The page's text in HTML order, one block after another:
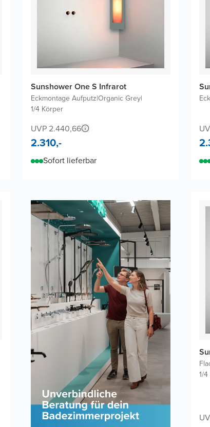
Sunshower One S Infrarot
Eckmontage Aufputz|Organic Grey|
1/4 Körper
UVP 2.440,66
2.310,-
Sofort lieferbar
1/